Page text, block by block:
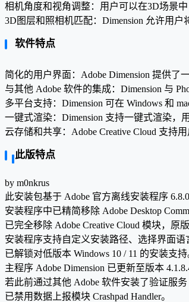
相机角度和视角调整：用户可以在3D场景
3D图层和照相机匹配：Dimension 允许用
软件特点
简化的用户界面：Adobe Dimension 提供
与其他 Adobe 软件的集成：Dimension 与
多平台支持：Dimension 可在 Windows 和
一键式渲染：Dimension 支持一键式渲染，
云存储和共享：Adobe Creative Cloud 支持
此版特点
by m0nkrus
此安装包基于 Adobe 官方离线安装程序
安装程序中已精简移除 Adobe Desktop
已完全移除 Adobe Creative Cloud 模块，原
安装程序支持自定义安装路径、选择界面语
已解锁对低版本 Windows 10 / 11 的安装支持
主程序 Adobe Dimension 已更新至版本
若此前通过其他 Adobe 软件安装了验证服务
已禁用数据上报模块 Crashpad Handler。